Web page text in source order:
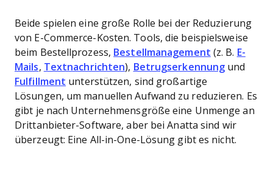
Beide spielen eine große Rolle bei der Reduzierung
von E-Commerce-Kosten. Tools, die beispielsweise
beim Bestellprozess, Bestellmanagement (z. B. E-
Mails, Textnachrichten), Betrugserkennung und
Fulfillment unterstützen, sind großartige
Lösungen, um manuellen Aufwand zu reduzieren. Es
gibt je nach Unternehmensgröße eine Unmenge an
Drittanbieter-Software, aber bei Anatta sind wir
überzeugt: Eine All-in-One-Lösung gibt es nicht.